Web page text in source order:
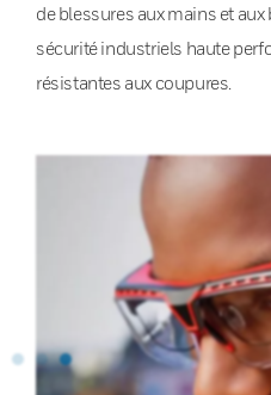
de blessures aux mains et aux
sécurité industriels haute
résistantes aux coupures.